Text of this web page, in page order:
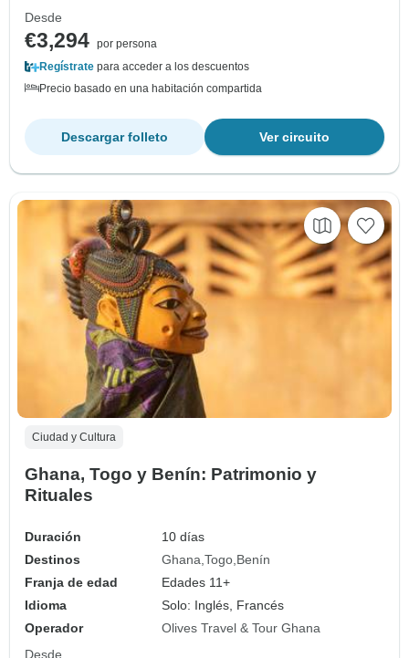
Desde
€3,294 por persona
Regístrate para acceder a los descuentos
Precio basado en una habitación compartida
Ver circuito
Descargar folleto
Ciudad y Cultura
Ghana, Togo y Benín: Patrimonio y
Rituales
Duración
10 días
Destinos
Ghana Togo Benín
Franja de edad
Edades 11+
Idioma
Solo: Inglés, Francés
Operador
Olives Travel & Tour Ghana
Desde